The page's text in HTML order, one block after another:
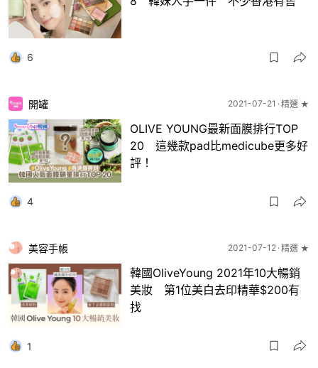
6
開罐 2021-07-21 精選 ★
OLIVE YOUNG最新面膜排行TOP
20 這幾款pad比medicube更多好
評！
4
美容手帳 2021-07-12 精選 ★
韓國OliveYoung 2021年10大暢銷
美妝 第1位美白去印精華$200有
找
1